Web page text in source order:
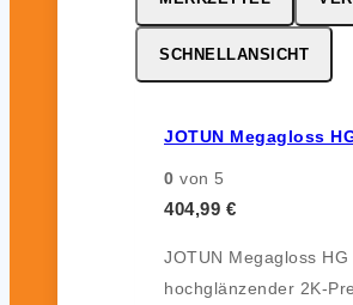
SCHNELLANSICHT
JOTUN Megagloss
0 von 5
404,99 €
JOTUN Megagloss HG
hochglänzender 2K-